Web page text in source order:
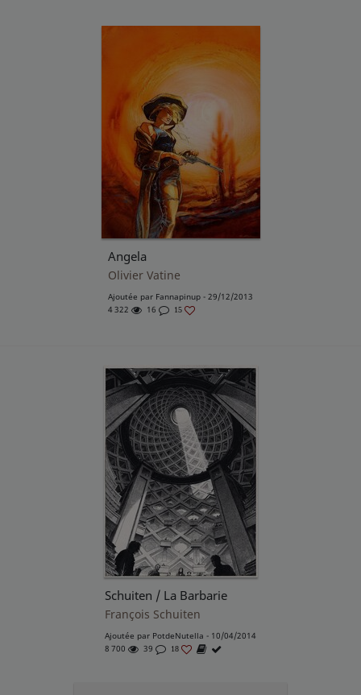
Angela
Olivier Vatine
Ajoutée par Fannapinup - 29/12/2013
4 322
16 15
Schuiten / La Barbarie
François Schuiten
Ajoutée par PotdeNutella - 10/04/2014
8 700
39 18